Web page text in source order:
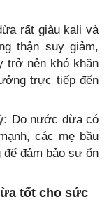
rất giàu kali và
thận suy giảm,
trở nên khó khăn
trực tiếp đến
Do nước dừa có
các mẹ bầu
để đảm bảo sự ổn
tốt cho sức